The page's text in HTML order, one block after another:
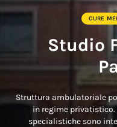
CURE
Studio
Struttura ambulatoriale
in regime
specialistiche sono